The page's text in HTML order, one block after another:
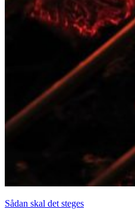
Sådan skal det steges